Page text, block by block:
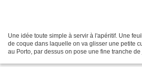
Une idée toute simple à servir à l'apéritif. Une
de coque dans laquelle on va glisser une petite
au Porto, par dessus on pose une fine tranche